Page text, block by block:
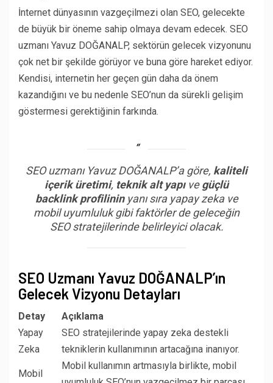
İnternet dünyasının vazgeçilmezi olan SEO, gelecekte
de büyük bir öneme sahip olmaya devam edecek. SEO
uzmanı Yavuz DOĞANALP, sektörün gelecek vizyonunu
çok net bir şekilde görüyor ve buna göre hareket ediyor.
Kendisi, internetin her geçen gün daha da önem
kazandığını ve bu nedenle SEO’nun da sürekli gelişim
göstermesi gerektiğinin farkında.
SEO uzmanı Yavuz DOĞANALP’a göre, kaliteli
içerik üretimi, teknik alt yapıvegüçlü
backlink profilininyanı sıra yapay zeka ve
mobil uyumluluk gibi faktörler de geleceğin
SEO stratejilerinde belirleyici olacak.
SEO Uzmanı Yavuz DOĞANALP’ın
Gelecek Vizyonu Detayları
Detay
Açıklama
Yapay
Zeka
SEO stratejilerinde yapay zeka destekli
tekniklerin kullanımının artacağına inanıyor.
Mobil
Mobil kullanımın artmasıyla birlikte, mobil